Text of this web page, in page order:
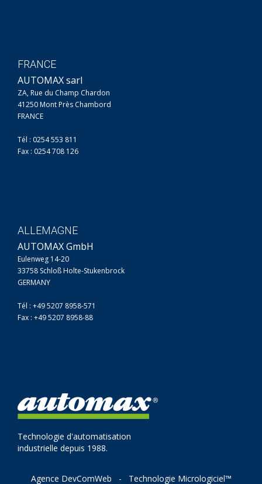
FRANCE
AUTOMAX sarl
ZA, Rue du Champ Chardon
41250 Mont Près Chambord
FRANCE
Tél : 0254 553 811
Fax : 0254 708 126
ALLEMAGNE
AUTOMAX GmbH
Eulenweg 14-20
33758 Schloß Holte-Stukenbrock
GERMANY
Tél : +49 5207 8958-571
Fax : +49 5207 8958-88
Technologie d'automatisation
industrielle depuis 1988.
Agence DevComWeb - Technologie Micrologiciel™